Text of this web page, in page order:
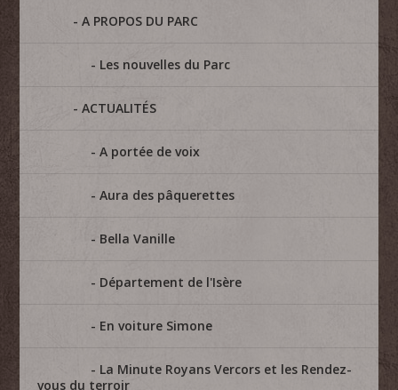
A PROPOS DU PARC
Les nouvelles du Parc
ACTUALITÉS
A portée de voix
Aura des pâquerettes
Bella Vanille
Département de l'Isère
En voiture Simone
La Minute Royans Vercors et les Rendez-
vous du terroir